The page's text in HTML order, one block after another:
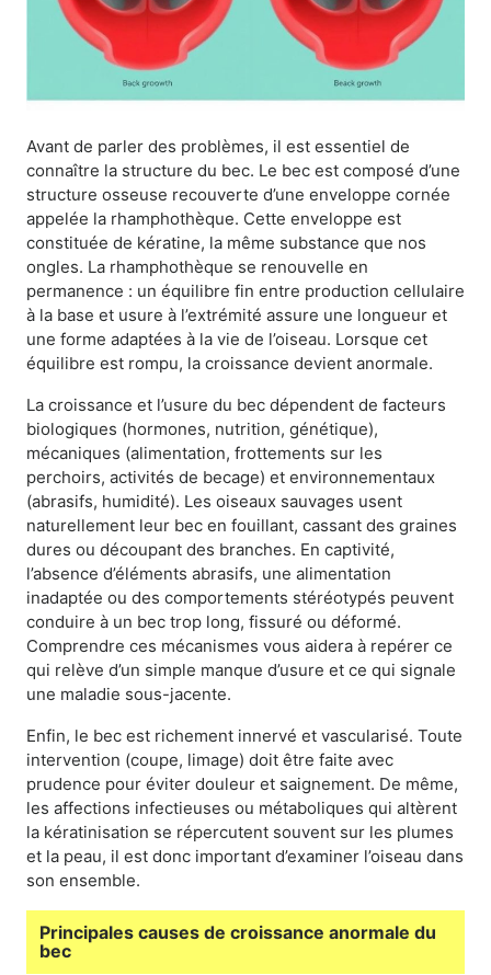
Avant de parler des problèmes, il est essentiel de
connaître la structure du bec. Le bec est composé d’une
structure osseuse recouverte d’une enveloppe cornée
appelée la rhamphothèque. Cette enveloppe est
constituée de kératine, la même substance que nos
ongles. La rhamphothèque se renouvelle en
permanence : un équilibre fin entre production cellulaire
à la base et usure à l’extrémité assure une longueur et
une forme adaptées à la vie de l’oiseau. Lorsque cet
équilibre est rompu, la croissance devient anormale.
La croissance et l’usure du bec dépendent de facteurs
biologiques (hormones, nutrition, génétique),
mécaniques (alimentation, frottements sur les
perchoirs, activités de becage) et environnementaux
(abrasifs, humidité). Les oiseaux sauvages usent
naturellement leur bec en fouillant, cassant des graines
dures ou découpant des branches. En captivité,
l’absence d’éléments abrasifs, une alimentation
inadaptée ou des comportements stéréotypés peuvent
conduire à un bec trop long, fissuré ou déformé.
Comprendre ces mécanismes vous aidera à repérer ce
qui relève d’un simple manque d’usure et ce qui signale
une maladie sous-jacente.
Enfin, le bec est richement innervé et vascularisé. Toute
intervention (coupe, limage) doit être faite avec
prudence pour éviter douleur et saignement. De même,
les affections infectieuses ou métaboliques qui altèrent
la kératinisation se répercutent souvent sur les plumes
et la peau, il est donc important d’examiner l’oiseau dans
son ensemble.
Principales causes de croissance anormale du
bec